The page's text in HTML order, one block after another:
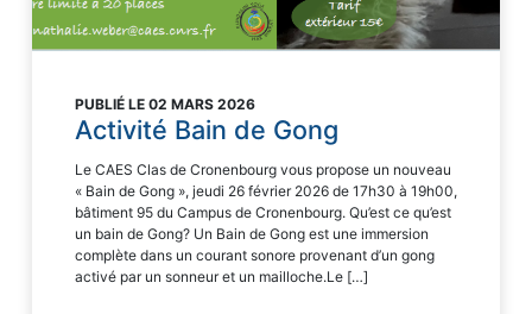
PUBLIÉ LE 02 MARS 2026
Activité Bain de Gong
Le CAES Clas de Cronenbourg vous propose un nouveau
« Bain de Gong », jeudi 26 février 2026 de 17h30 à 19h00,
bâtiment 95 du Campus de Cronenbourg. Qu’est ce qu’est
un bain de Gong? Un Bain de Gong est une immersion
complète dans un courant sonore provenant d’un gong
activé par un sonneur et un mailloche.Le […]